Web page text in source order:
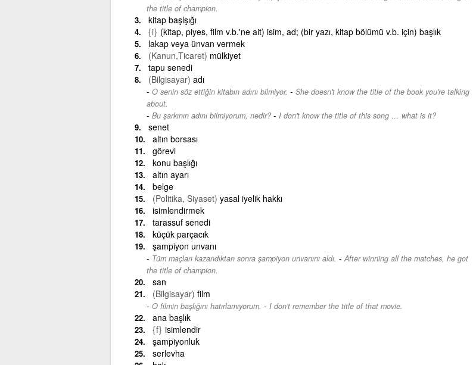
the title of champion.
kitap başlşığı
{i} (kitap, piyes, film v.b.'ne ait) isim, ad; (bir yazı, kitap bölümü v.b. için) başlık
lakap veya ünvan vermek
(Kanun,Ticaret) mülkiyet
tapu senedi
(Bilgisayar) adı
O senin söz ettiğin kitabın adını bilmiyor. - She doesn't know the title of the book you're talking
about.
Bu şarkının adını bilmiyorum, nedir?- I don't know the title of this song … what is it?
senet
altın borsası
görevi
konu başlığı
altın ayarı
belge
(Politika, Siyaset) yasal iyelik hakkı
isimlendirmek
tarassuf senedi
küçük parçacık
şampiyon unvanı
Tüm maçları kazandıktan sonra şampiyon unvanını aldı. - After winning all the matches, he got
the title of champion.
san
(Bilgisayar) film
O filmin başlığını hatırlamıyorum. - I don't remember the title of that movie.
ana başlık
{f} isimlendir
şampiyonluk
serlevha